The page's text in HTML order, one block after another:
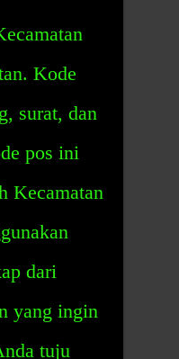
Kode
surat, dan
pos ini
Kecamatan
dari
yang ingin
tuju